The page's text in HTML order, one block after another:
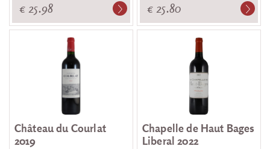
€ 25.98 € 25.80
Château du Courlat
2019
Chapelle de Haut Bages
Liberal 2022